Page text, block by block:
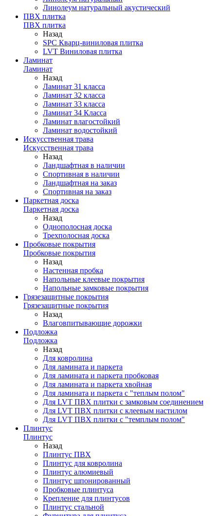
Линолеум натуральный акустический
ПВХ плитка
ПВХ плитка
Назад
SPC Кварц-виниловая плитка
LVT Виниловая плитка
Ламинат
Ламинат
Назад
Ламинат 31 класса
Ламинат 32 класса
Ламинат 33 класса
Ламинат 34 Класса
Ламинат влагостойкий
Ламинат водостойкий
Искусственная трава
Искусственная трава
Назад
Ландшафтная в наличии
Спортивная в наличии
Ландшафтная на заказ
Спортивная на заказ
Паркетная доска
Паркетная доска
Назад
Однополосная доска
Трехполосная доска
Пробковые покрытия
Пробковые покрытия
Назад
Настенная пробка
Напольные клеевые покрытия
Напольные замковые покрытия
Грязезащитные покрытия
Грязезащитные покрытия
Назад
Влаговпитывающие дорожки
Подложка
Подложка
Назад
Для ковролина
Для ламината и паркета
Для ламината и паркета пробковая
Для ламината и паркета хвойная
Для ламината и паркета с "теплым полом"
Для LVT ПВХ плитки с замковым соединением
Для LVT ПВХ плитки с клеевым настилом
Для LVT ПВХ плитки с "темплым полом"
Плинтус
Плинтус
Назад
Плинтус ПВХ
Плинтус для ковролина
Плинтус алюмиевый
Плинтус шпонированный
Пробковые плинтуса
Крепление для плинтусов
Плинтус стальной